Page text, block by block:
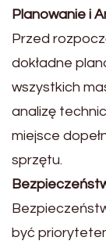
Planowanie i
Przed
dokładne
wszystkich
analizę
miejsce
sprzętu.
być